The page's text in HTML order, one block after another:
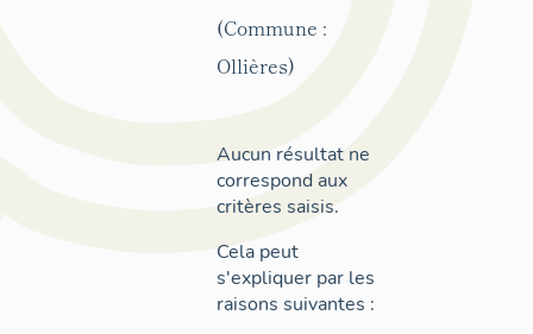
(Commune :
Ollières)
Aucun résultat ne
correspond aux
critères saisis.
Cela peut
s'expliquer par les
raisons suivantes :